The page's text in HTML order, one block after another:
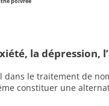
la dépression,
dans le traitement de
constituer une